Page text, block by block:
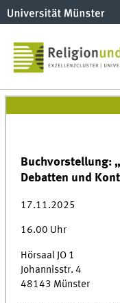
Buchvorstellung:
Debatten und
17.11.2025
16.00 Uhr
Hörsaal JO 1
Johannisstr. 4
48143 Münster